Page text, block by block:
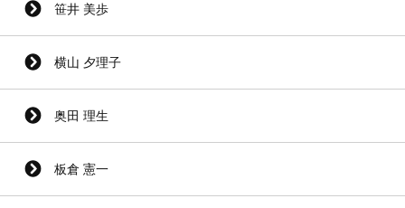
笹井 美歩
横山 夕理子
奥田 理生
板倉 憲一